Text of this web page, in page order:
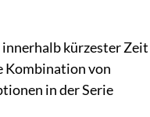
innerhalb kürzester Zeit
Kombination von
in der Serie